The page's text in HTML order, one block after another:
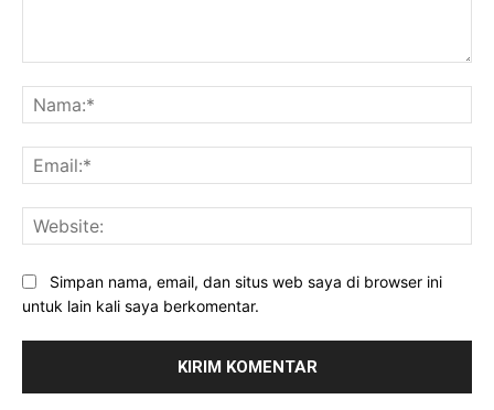
Simpan nama, email, dan situs web saya di browser ini
untuk lain kali saya berkomentar.